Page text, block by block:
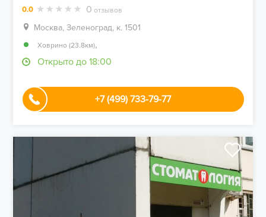
0.0 0 отзывов
Москва, Зеленоград, к. 1501
Ховрино (23.8км),
Открыто до 18:00
+7 (499) 733-79-77